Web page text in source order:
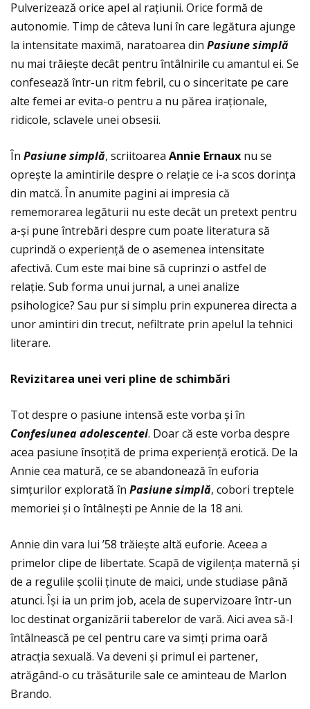
Pulverizează orice apel al raţiunii. Orice formă de
autonomie. Timp de câteva luni în care legătura ajunge
la intensitate maximă, naratoarea din Pasiune simplă
nu mai trăiește decât pentru întâlnirile cu amantul ei. Se
confesează într-un ritm febril, cu o sinceritate pe care
alte femei ar evita-o pentru a nu părea iraţionale,
ridicole, sclavele unei obsesii.
În Pasiune simplă, scriitoarea Annie Ernaux nu se
oprește la amintirile despre o relaţie ce i-a scos dorinţa
din matcă. În anumite pagini ai impresia că
rememorarea legăturii nu este decât un pretext pentru
a-și pune întrebări despre cum poate literatura să
cuprindă o experienţă de o asemenea intensitate
afectivă. Cum este mai bine să cuprinzi o astfel de
relaţie. Sub forma unui jurnal, a unei analize
psihologice? Sau pur si simplu prin expunerea directa a
unor amintiri din trecut, nefiltrate prin apelul la tehnici
literare.
Revizitarea unei veri pline de schimbări
Tot despre o pasiune intensă este vorba și în
Confesiunea adolescentei. Doar că este vorba despre
acea pasiune însoţită de prima experienţă erotică. De la
Annie cea matură, ce se abandonează în euforia
simţurilor explorată în Pasiune simplă, cobori treptele
memoriei și o întâlnești pe Annie de la 18 ani.
Annie din vara lui ’58 trăiește altă euforie. Aceea a
primelor clipe de libertate. Scapă de vigilenţa maternă și
de a regulile școlii ţinute de maici, unde studiase până
atunci. Își ia un prim job, acela de supervizoare într-un
loc destinat organizării taberelor de vară. Aici avea să-l
întâlnească pe cel pentru care va simţi prima oară
atracţia sexuală. Va deveni și primul ei partener,
atrăgând-o cu trăsăturile sale ce aminteau de Marlon
Brando.